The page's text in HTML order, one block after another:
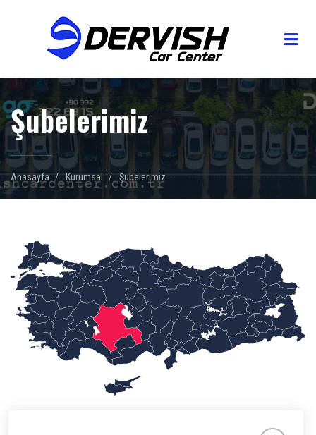
Şubelerimiz
Anasayfa Kurumsal Şubelerimiz